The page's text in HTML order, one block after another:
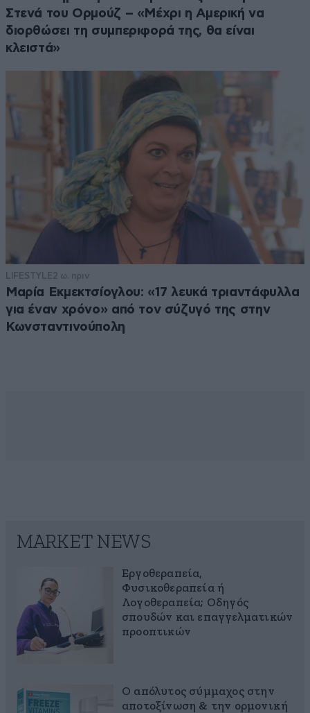
Στενά του Ορμούζ – «Μέχρι η Αμερική να
διορθώσει τη συμπεριφορά της, θα είναι
κλειστά»
LIFESTYLE 2 ω. πριν
Μαρία Εκμεκτσίογλου: «17 λευκά τριαντάφυλλα
για έναν χρόνο» από τον σύζυγό της στην
Κωνσταντινούπολη
MARKET NEWS
Εργοθεραπεία,
Φυσικοθεραπεία ή
Λογοθεραπεία; Οδηγός
σπουδών και επαγγελματικών
προοπτικών
Ο απόλυτος σύμμαχος στην
αποτοξίνωση & την ορμονική